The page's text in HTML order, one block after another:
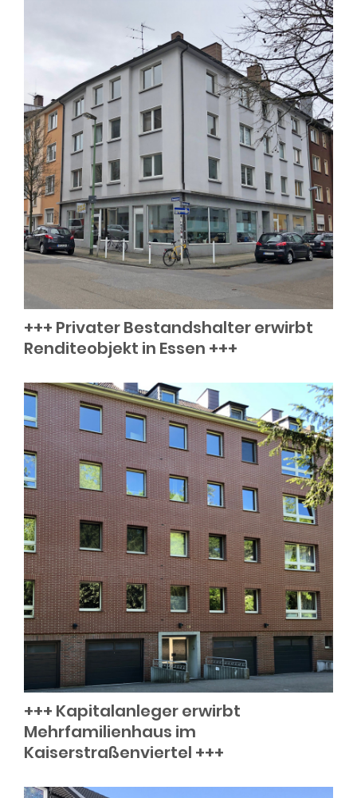
+++ Privater Bestandshalter erwirbt
Renditeobjekt in Essen +++
+++ Kapitalanleger erwirbt
Mehrfamilienhaus im
Kaiserstraßenviertel +++